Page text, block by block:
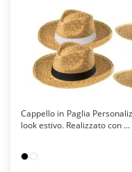
Cappello in Paglia
look estivo. Realizzato con ...